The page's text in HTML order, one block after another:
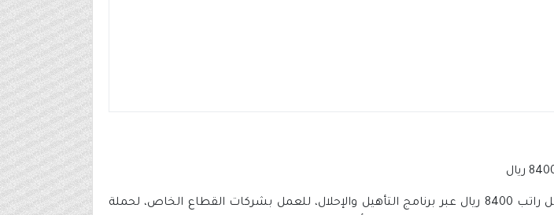
توفر وظائف بالقطاع الخاص (ابتدائي فأعلى) راتب يصل راتب 8400 ريال عبر برنامج التأهيل والإحلال، للعمل بشركات القطاع الخاص، لحملة